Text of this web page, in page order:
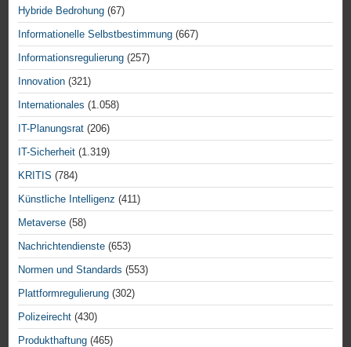
Hybride Bedrohung (67)
Informationelle Selbstbestimmung (667)
Informationsregulierung (257)
Innovation (321)
Internationales (1.058)
IT-Planungsrat (206)
IT-Sicherheit (1.319)
KRITIS (784)
Künstliche Intelligenz (411)
Metaverse (58)
Nachrichtendienste (653)
Normen und Standards (553)
Plattformregulierung (302)
Polizeirecht (430)
Produkthaftung (465)